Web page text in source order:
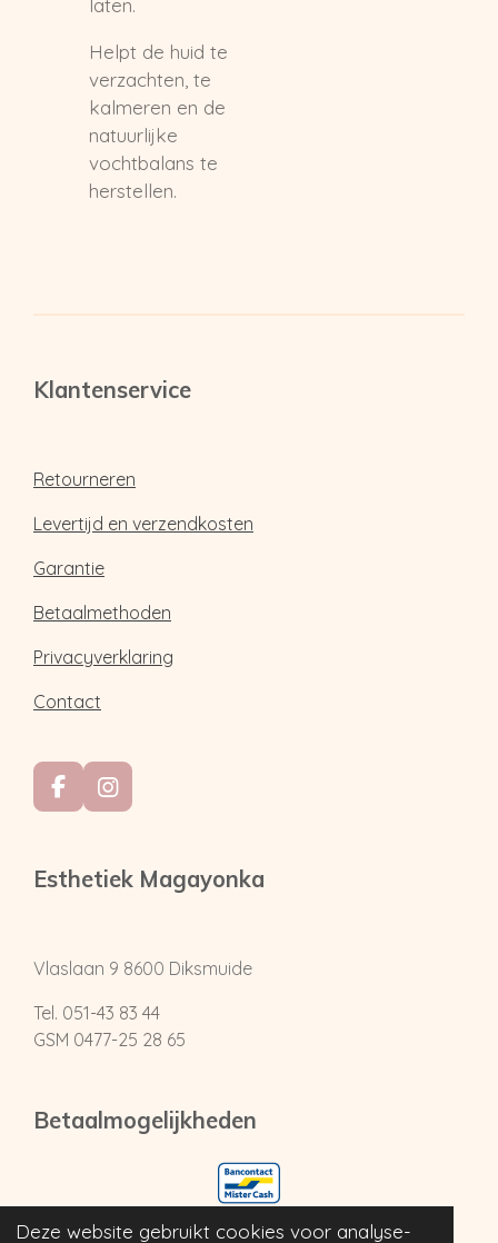
Deze website gebruikt cookies voor analyse-
laten.
Helpt de huid te
verzachten, te
kalmeren en de
natuurlijke
vochtbalans te
herstellen.
Klantenservice
Retourneren
Levertijd en verzendkosten
Garantie
Betaalmethoden
Privacyverklaring
Contact
F
a
b
I
n
a
m
Esthetiek Magayonka
Vlaslaan 9 8600 Diksmuide
Tel. 051-43 83 44
GSM 0477-25 28 65
Betaalmogelijkheden